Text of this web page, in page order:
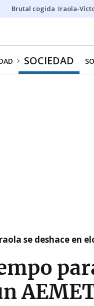
Brutal cogida Iraola-
SOCIEDAD
se deshace en